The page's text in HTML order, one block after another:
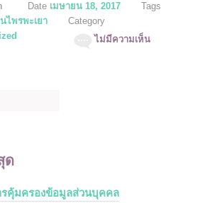
Date เมษายน 18, 2017
Tags
ไพรพะเยา
Category
ไม่มีความเห็น
ด
รคุ้มครองข้อมูลส่วนบุคคล